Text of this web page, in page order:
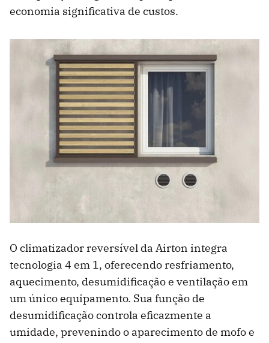
economia significativa de custos.
O climatizador reversível da Airton integra
tecnologia 4 em 1, oferecendo resfriamento,
aquecimento, desumidificação e ventilação em
um único equipamento. Sua função de
desumidificação controla eficazmente a
umidade, prevenindo o aparecimento de mofo e